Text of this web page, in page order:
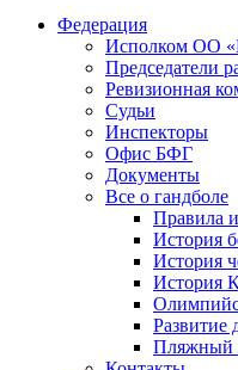
Федерация
Исполком ОО
Председатели
Ревизионная
Судьи
Инспекторы
Офис БФГ
Документы
Все о гандболе
Правила
История
История
История
Развитие
Пляжный